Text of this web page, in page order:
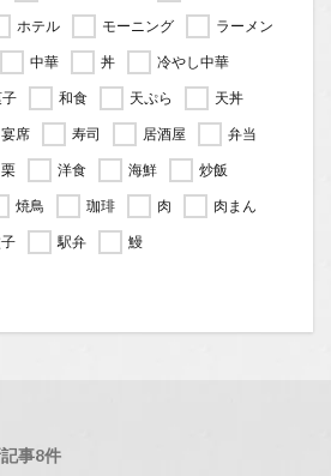
ホテル モーニング
ラーメン
中華 丼
冷やし中華
和食 天ぷら
天丼
宴席 寿司 居酒屋
弁当
栗 洋食 海鮮
炒飯
焼鳥 珈琲 肉
肉まん
駅弁 鰻
事8件